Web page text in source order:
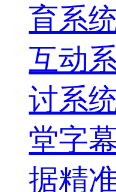
育系
互动
讨系
堂字
据精